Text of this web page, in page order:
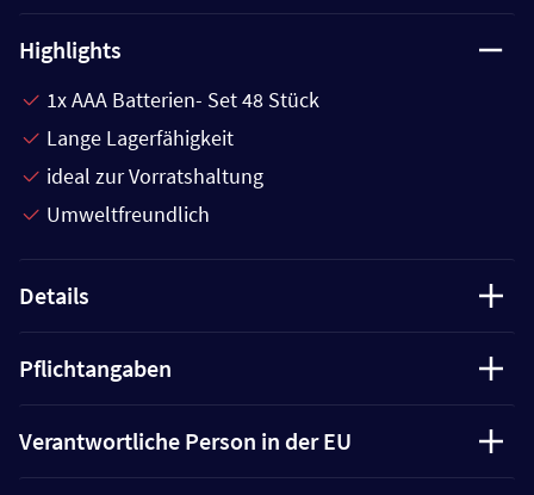
Highlights
1x AAA Batterien- Set 48 Stück
Lange Lagerfähigkeit
ideal zur Vorratshaltung
Umweltfreundlich
Details
Pflichtangaben
Verantwortliche Person in der EU